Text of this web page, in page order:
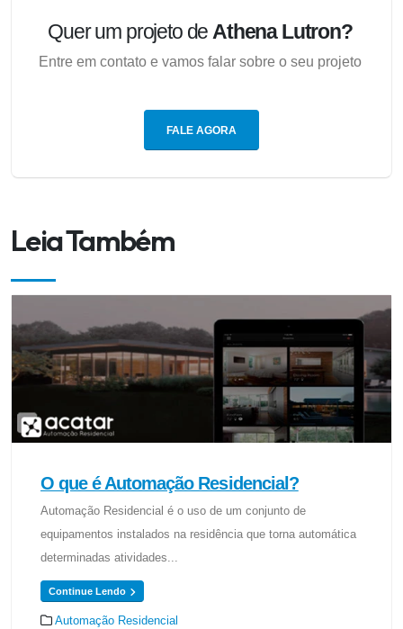
Quer um projeto deAthena Lutron?
Entre em contato e vamos falar sobre o seu projeto
FALE AGORA
Leia Também
O que é Automação Residencial?
Automação Residencial é o uso de um conjunto de
equipamentos instalados na residência que torna automática
determinadas atividades...
Continue Lendo
Automação Residencial